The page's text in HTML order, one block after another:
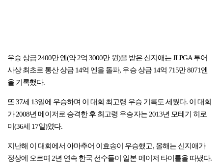
우승 상금 2400만 엔(약 2억 3000만 원)을 받은 신지애는 JLPGA 투어
사상 최초로 통산 상금 14억 엔을 돌파, 우승 상금 14억 715만 8071엔
을 기록했다.
또 37세 13일에 우승하며 이 대회 최고령 우승 기록도 세웠다. 이 대회
가 2008년 메이저로 승격한 후 최고령 우승자는 2013년 모테기 히로
미(36세 17일)였다.
지난해 이 대회에서 아마추어 이효송이 우승했고, 올해는 신지애가
정상에 오르며 2년 연속 한국 선수들이 일본 메이저 타이틀을 따냈다.